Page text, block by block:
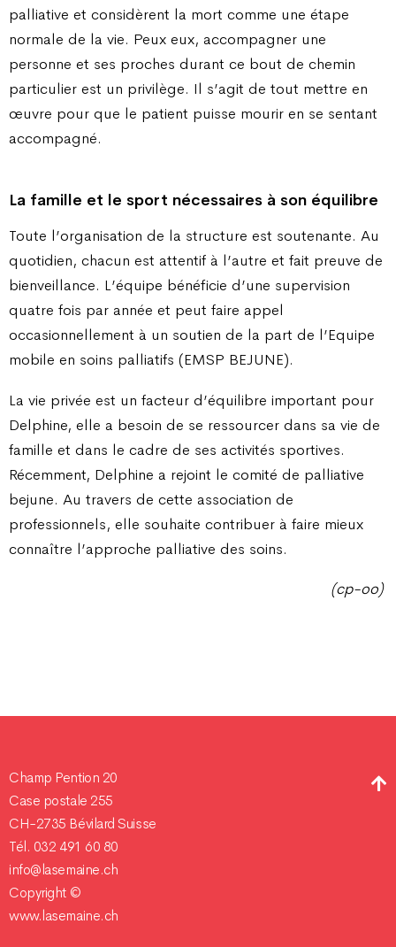
palliative et considèrent la mort comme une étape
normale de la vie. Peux eux, accompagner une
personne et ses proches durant ce bout de chemin
particulier est un privilège. Il s’agit de tout mettre en
œuvre pour que le patient puisse mourir en se sentant
accompagné.
La famille et le sport nécessaires à son équilibre
Toute l’organisation de la structure est soutenante. Au
quotidien, chacun est attentif à l’autre et fait preuve de
bienveillance. L’équipe bénéficie d’une supervision
quatre fois par année et peut faire appel
occasionnellement à un soutien de la part de l’Equipe
mobile en soins palliatifs (EMSP BEJUNE).
La vie privée est un facteur d’équilibre important pour
Delphine, elle a besoin de se ressourcer dans sa vie de
famille et dans le cadre de ses activités sportives.
Récemment, Delphine a rejoint le comité de palliative
bejune. Au travers de cette association de
professionnels, elle souhaite contribuer à faire mieux
connaître l’approche palliative des soins.
(cp-oo)
Champ Pention 20
Case postale 255
CH-2735 Bévilard Suisse
Tél. 032 491 60 80
info@lasemaine.ch
Copyright ©
www.lasemaine.ch